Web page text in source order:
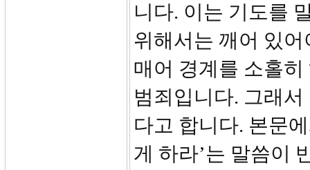
니다. 이는 기도를
위해서는 깨어 있
매어 경계를 소홀
범죄입니다. 그래
다고 합니다. 본문
게 하라’는 말씀이